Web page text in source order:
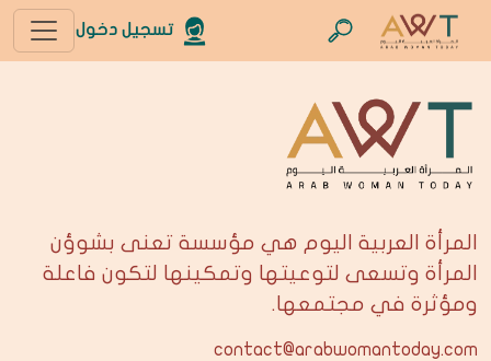
تسجيل دخول
المرأة العربية اليوم هي مؤسسة تعنى بشوؤن
المرأة وتسعى لتوعيتها وتمكينها لتكون فاعلة
ومؤثرة في مجتمعها.
contact@arabwomantoday.com